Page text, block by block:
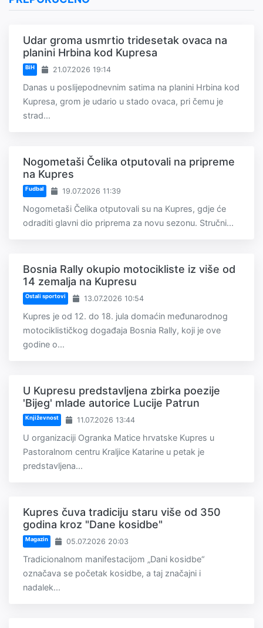
Udar groma usmrtio tridesetak ovaca na
planini Hrbina kod Kupresa
BiH 21.07.2026 19:14
Danas u poslijepodnevnim satima na planini Hrbina kod
Kupresa, grom je udario u stado ovaca, pri čemu je
strad...
Nogometaši Čelika otputovali na pripreme
na Kupres
Fudbal 19.07.2026 11:39
Nogometaši Čelika otputovali su na Kupres, gdje će
odraditi glavni dio priprema za novu sezonu. Stručni...
Bosnia Rally okupio motocikliste iz više od
14 zemalja na Kupresu
Ostali sportovi 13.07.2026 10:54
Kupres je od 12. do 18. jula domaćin međunarodnog
motociklističkog događaja Bosnia Rally, koji je ove
godine o...
U Kupresu predstavljena zbirka poezije
'Bijeg' mlade autorice Lucije Patrun
Književnost 11.07.2026 13:44
U organizaciji Ogranka Matice hrvatske Kupres u
Pastoralnom centru Kraljice Katarine u petak je
predstavljena...
Kupres čuva tradiciju staru više od 350
godina kroz "Dane kosidbe"
Magazin 05.07.2026 20:03
Tradicionalnom manifestacijom „Dani kosidbe“
označava se početak kosidbe, a taj značajni i
nadalek...